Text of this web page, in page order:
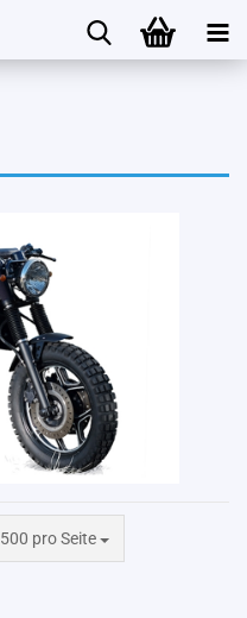
500 pro Seite
pro Seite